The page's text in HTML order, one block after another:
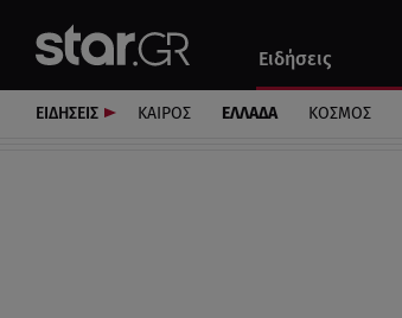
Ειδήσεις
Αυτοκίνητο
ΕΙΔΗΣΕΙΣ ΚΑΙΡΟΣ ΕΛΛΑΔΑ ΚΟΣΜΟΣ